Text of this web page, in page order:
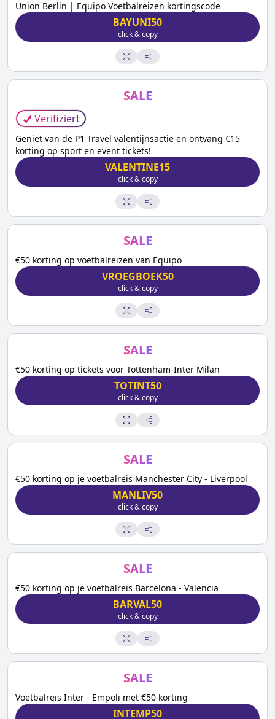
Union Berlin | Equipo Voetbalreizen kortingscode
BAYUNI50
click & copy
SALE
Verifiziert
Geniet van de P1 Travel valentijnsactie en ontvang €15
korting op sport en event tickets!
VALENTINE15
click & copy
SALE
€50 korting op voetbalreizen van Equipo
VROEGBOEK50
click & copy
SALE
€50 korting op tickets voor Tottenham-Inter Milan
TOTINT50
click & copy
SALE
€50 korting op je voetbalreis Manchester City - Liverpool
MANLIV50
click & copy
SALE
€50 korting op je voetbalreis Barcelona - Valencia
BARVAL50
click & copy
SALE
Voetbalreis Inter - Empoli met €50 korting
INTEMP50